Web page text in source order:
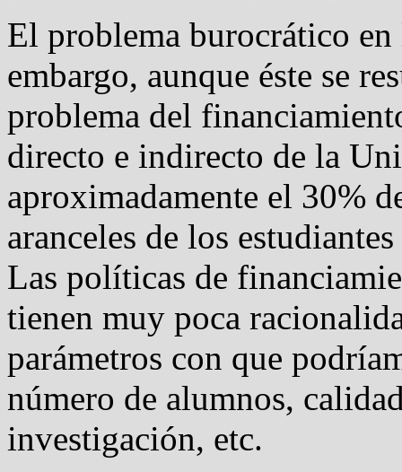
El problema burocrático
embargo, aunque éste se
problema del
directo e indirecto de la
aproximadamente el 30%
aranceles de los
Las políticas de
tienen muy poca
parámetros con que
número de alumnos,
investigación, etc.